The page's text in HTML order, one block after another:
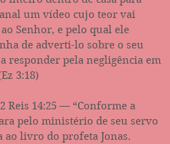
um vídeo cujo teor vai
Senhor, e pelo qual ele
de adverti-lo sobre o seu
responder pela negligência em
3:18)
Reis 14:25 — “Conforme a
pelo ministério de seu servo
ao livro do profeta Jonas.